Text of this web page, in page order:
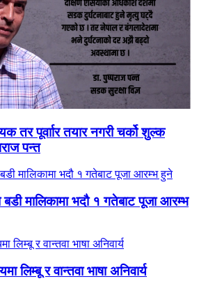
तर पूर्वाार तयार नगरी चर्को शुल्क
पन्त
बडी मालिकामा भदौ १ गतेबाट पूजा आरम्भ
लिम्बू र वान्तवा भाषा अनिवार्य